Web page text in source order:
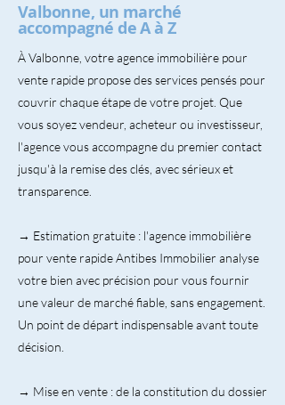
Valbonne, un marché
accompagné de A à Z
À Valbonne, votre agence immobilière pour
vente rapide propose des services pensés pour
couvrir chaque étape de votre projet. Que
vous soyez vendeur, acheteur ou investisseur,
l'agence vous accompagne du premier contact
jusqu'à la remise des clés, avec sérieux et
transparence.
→ Estimation gratuite : l'agence immobilière
pour vente rapide Antibes Immobilier analyse
votre bien avec précision pour vous fournir
une valeur de marché fiable, sans engagement.
Un point de départ indispensable avant toute
décision.
→ Mise en vente : de la constitution du dossier